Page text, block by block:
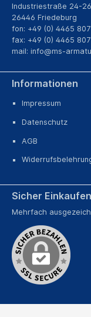
Informationen
Impressum
Datenschutz
AGB
Industriestraße 24-26
26446 Friedeburg
fon: +49 (0) 4465
fax: +49 (0) 4465
mail: info@ms-
Sicher Einkaufen
Mehrfach